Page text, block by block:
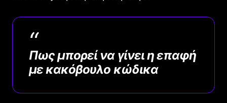
Πως μπορεί να γίνει η επαφή
με κακόβουλο κώδικα